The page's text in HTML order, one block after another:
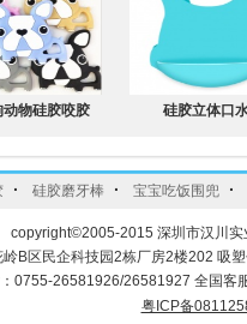
物硅胶咬胶 硅胶立体口
· 硅胶磨牙棒 · 宝宝吃饭围兜 ·
copyright©2005-2015 深圳市汉川
B区民企科技园2栋厂房2楼202 吸
0755-26581926/26581927 全国客
粤ICP备